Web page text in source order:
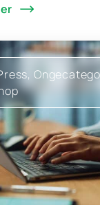
dat je dan naar AI
,